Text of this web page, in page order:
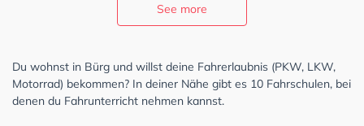
See more
Du wohnst in Bürg und willst deine Fahrerlaubnis (PKW, LKW,
Motorrad) bekommen? In deiner Nähe gibt es 10 Fahrschulen, bei
denen du Fahrunterricht nehmen kannst.